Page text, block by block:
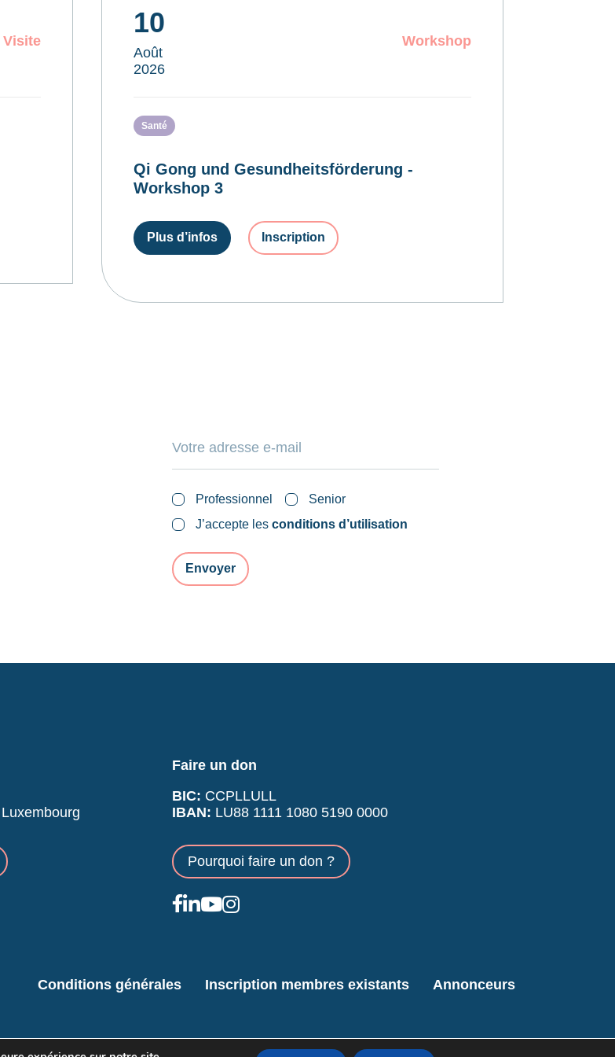
Visite
10
Août
2026
Workshop
Santé
Qi Gong und Gesundheitsförderung -
Workshop 3
Plus d’infos Inscription
Professionnel
Senior
J’accepte lesconditions d’utilisation
Faire un don
BIC: CCPLLULL
IBAN: LU88 1111 1080 5190 0000
Pourquoi faire un don ?
Conditions générales Inscription membres existants Annonceurs